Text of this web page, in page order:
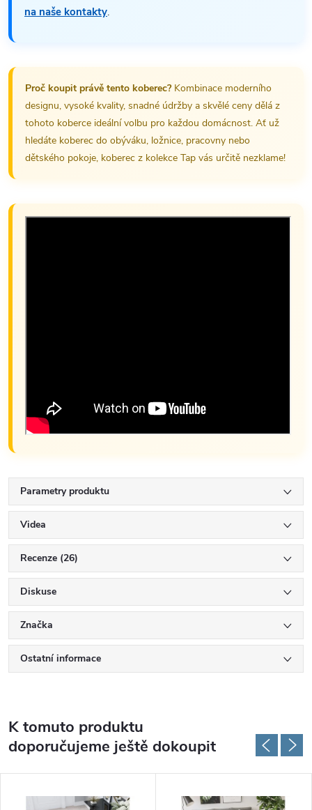
na naše kontakty.
Proč koupit právě tento koberec?Kombinace moderního
designu, vysoké kvality, snadné údržby a skvělé ceny dělá z
tohoto koberce ideální volbu pro každou domácnost. Ať už
hledáte koberec do obýváku, ložnice, pracovny nebo
dětského pokoje, koberec z kolekce Tap vás určitě nezklame!
Parametry produktu
Videa
Recenze (26)
Diskuse
Značka
Ostatní informace
K tomuto produktu
doporučujeme ještě dokoupit